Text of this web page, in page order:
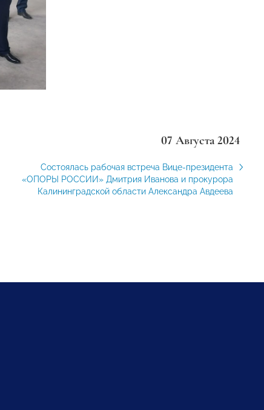
07 Августа 2024
Состоялась рабочая встреча Вице-президента
«ОПОРЫ РОССИИ» Дмитрия Иванова и прокурора
Калининградской области Александра Авдеева